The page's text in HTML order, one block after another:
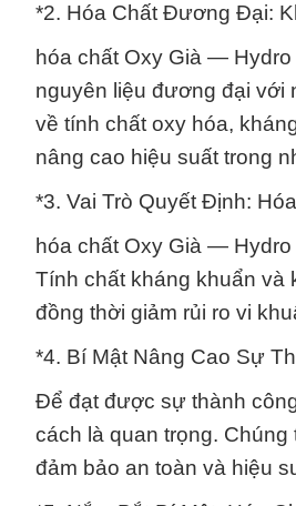
*2. Hóa Chất Đương Đại:
hóa chất Oxy Già —
nguyên liệu đương đại với
về tính chất oxy hóa,
nâng cao hiệu suất trong
*3. Vai Trò Quyết Định:
hóa chất Oxy Già —
Tính chất kháng khuẩn và
đồng thời giảm rủi ro vi
*4. Bí Mật Nâng Cao Sự
Để đạt được sự thành
cách là quan trọng.
đảm bảo an toàn và hiệu